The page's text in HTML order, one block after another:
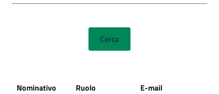
Nominativo Ruolo E-mail